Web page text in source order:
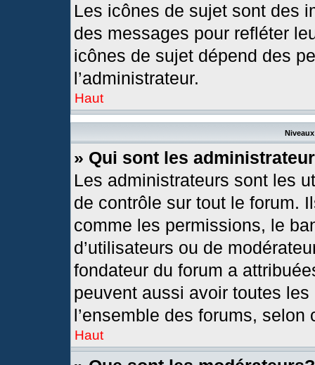
Les icônes de sujet sont des
des messages pour refléter
icônes de sujet dépend des
l’administrateur.
Haut
» Qui sont les
Les administrateurs sont les
de contrôle sur tout le forum.
comme les permissions, le
d’utilisateurs ou de
fondateur du forum a
peuvent aussi avoir toutes
l’ensemble des forums,
Haut